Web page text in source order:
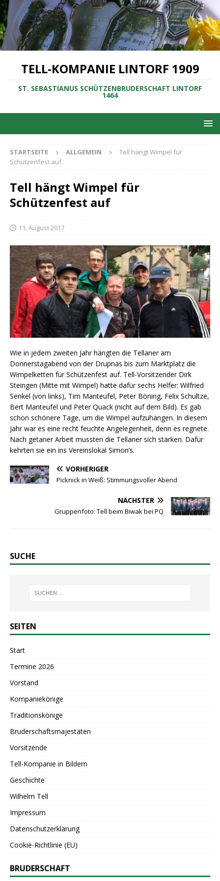
TELL-KOMPANIE LINTORF 1909
ST. SEBASTIANUS SCHÜTZENBRUDERSCHAFT LINTORF
1464
STARTSEITE ALLGEMEIN
Tell hängt Wimpel für
Schützenfest auf
Tell hängt Wimpel für
Schützenfest auf
11. August 2017
Wie in jedem zweiten Jahr hängten die Tellaner am
Donnerstagabend von der Drupnas bis zum Marktplatz die
Wimpelketten für Schützenfest auf. Tell-Vorsitzender Dirk
Steingen (Mitte mit Wimpel) hatte dafür sechs Helfer: Wilfried
Senkel (von links), Tim Manteufel, Peter Böning, Felix Schultze,
Bert Manteufel und Peter Quack (nicht auf dem Bild). Es gab
schon schönere Tage, um die Wimpel aufzuhängen. In diesem
Jahr war es eine recht feuchte Angelegenheit, denn es regnete.
Nach getaner Arbeit mussten die Tellaner sich stärken. Dafür
kehrten sie ein ins Vereinslokal Simon’s.
VORHERIGER
Picknick in Weiß: Stimmungsvoller Abend
NÄCHSTER
Gruppenfoto: Tell beim Biwak bei PQ
SUCHE
SEITEN
Start
Termine 2026
Vorstand
Kompaniekönige
Traditionskönige
Bruderschaftsmajestäten
Vorsitzende
Tell-Kompanie in Bildern
Geschichte
Wilhelm Tell
Impressum
Datenschutzerklärung
Cookie-Richtlinie (EU)
BRUDERSCHAFT